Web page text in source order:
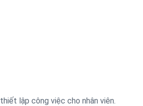
lập công việc cho nhân viên.